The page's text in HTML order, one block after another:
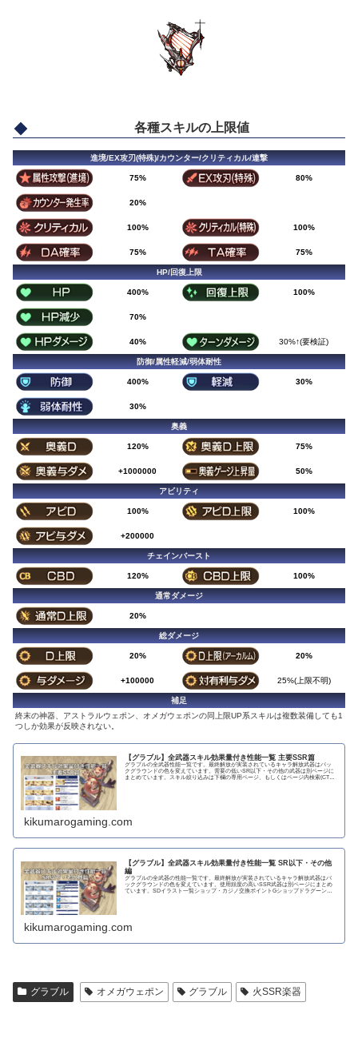
各種スキルの上限値
進境/EX攻刃(特殊)/カウンター/クリティカル/連撃
75% 80%
20%
100% 100%
75% 75%
HP/回復上限
400% 100%
70%
40% 30%↑(要検証)
防御/属性軽減/弱体耐性
400% 30%
30%
奥義
120% 75%
+1000000 50%
アビリティ
100% 100%
+200000
チェインバースト
120% 100%
通常ダメージ
20%
総ダメージ
20% 20%
+100000 25%(上限不明)
補足
終末の神器、アストラルウェポン、オメガウェポンの同上限UP系スキルは複数装備しても1
つしか効果が反映されない。
【グラブル】全武器スキル効果量付き性能一覧 主要SSR篇
グラブルの全武器性能一覧です。最終解放が実装されているキャラ解放武器はバッ
クグラウンドの色を変えています。需要の低いSR以下・その他の武器は別ページに
まとめています。スキル絞り込みは下欄の専用ページ、もしくはページ内検索(CTRL
kikumarogaming.com
【グラブル】全武器スキル効果量付き性能一覧 SR以下・その他
編
グラブルの全武器の性能一覧です。最終解放が実装されているキャラ解放武器はバ
ックグラウンドの色を変えています。使用頻度の高いSSR武器は別ページにまとめ
ています。SDイラスト一覧ショップ・カジノ交換ポイントGショップドラグーンラ
kikumarogaming.com
グラブル オメガウェポン グラブル 火SSR楽器